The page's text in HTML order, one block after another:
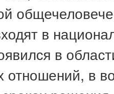
в
в
отношений, в